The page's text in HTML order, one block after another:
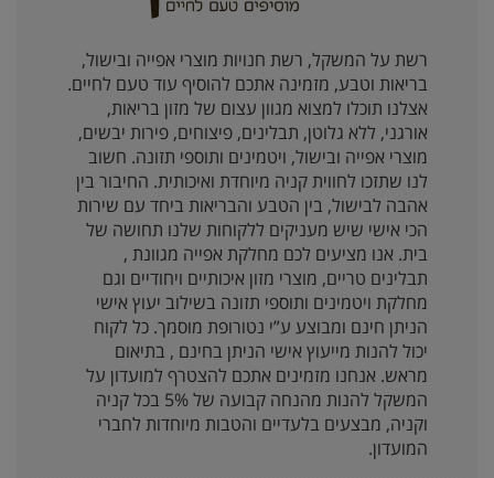
רשת על המשקל, רשת חנויות מוצרי אפייה ובישול,
בריאות וטבע, מזמינה אתכם להוסיף עוד טעם לחיים.
אצלנו תוכלו למצוא מגוון עצום של מזון בריאות,
אורגני, ללא גלוטן, תבלינים, פיצוחים, פירות יבשים,
מוצרי אפייה ובישול, ויטמינים ותוספי תזונה. חשוב
לנו שתזכו לחווית קניה מיוחדת ואיכותית. החיבור בין
אהבה לבישול, בין הטבע והבריאות ביחד עם שירות
הכי אישי שיש מעניקים ללקוחות שלנו תחושה של
בית. אנו מציעים לכם מחלקת אפייה מגוונת ,
תבלינים טריים, מוצרי מזון איכותיים ויחודיים וגם
מחלקת ויטמינים ותוספי תזונה בשילוב יעוץ אישי
הניתן חינם ומבוצע ע”י נטורופת מוסמך. כל לקוח
יכול להנות מייעוץ אישי הניתן בחינם , בתיאום
מראש. אנחנו מזמינים אתכם להצטרף למועדון על
המשקל להנות מהנחה קבועה של 5% בכל קניה
וקניה, מבצעים בלעדיים והטבות מיוחדות לחברי
המועדון.